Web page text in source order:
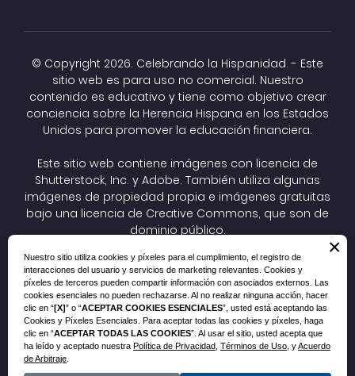
© Copyright 2026. Celebrando la Hispanidad. - Este
sitio web es para uso no comercial. Nuestro
contenido es educativo y tiene como objetivo crear
conciencia sobre la Herencia Hispana en los Estados
Unidos para promover la educación financiera.
Este sitio web contiene imágenes con licencia de
Shutterstock, Inc. y Adobe. También utiliza algunas
imágenes de propiedad propia e imágenes gratuitas
bajo una licencia de Creative Commons, que son de
dominio público.
derechos de autor, pero el autor ha optado por
autorizar previamente su reutilización. Si tiene un
problema de cumplimiento, una pregunta o un
asunto legal relacionado, envíenos un correo
electrónico acompliance@consolidatedcredit.org.
×
Nuestro sitio utiliza cookies y píxeles para el cumplimiento, el registro de
interacciones del usuario y servicios de marketing relevantes. Cookies y
píxeles de terceros pueden compartir información con asociados externos. Las
cookies esenciales no pueden rechazarse. Al no realizar ninguna acción, hacer
clic en “[X]” o “ACEPTAR COOKIES ESENCIALES”, usted está aceptando las
Cookies y Píxeles Esenciales. Para aceptar todas las cookies y píxeles, haga
clic en “ACEPTAR TODAS LAS COOKIES”. Al usar el sitio, usted acepta que
ha leído y aceptado nuestra Política de Privacidad Términos de Uso , yAcuerdo
de Arbitraje